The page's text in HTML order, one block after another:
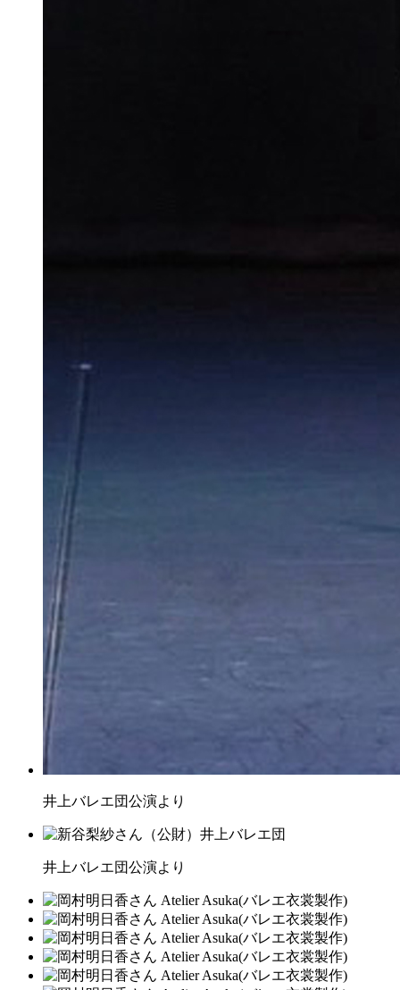
井上バレエ団公演より
井上バレエ団公演より